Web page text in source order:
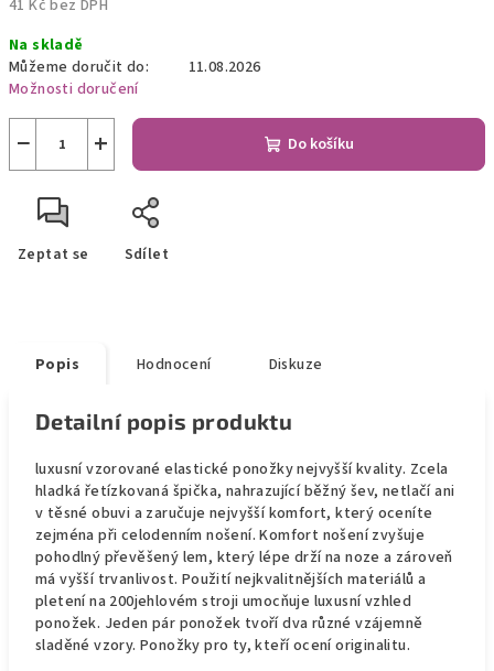
41 Kč bez DPH
cena:
Na skladě
Můžeme doručit do:
11.08.2026
Možnosti doručení
+
− Do košíku
Zeptat se Sdílet
Popis Hodnocení Diskuze
Detailní popis produktu
luxusní vzorované elastické ponožky nejvyšší kvality. Zcela
hladká řetízkovaná špička, nahrazující běžný šev, netlačí ani
v těsné obuvi a zaručuje nejvyšší komfort, který oceníte
zejména při celodenním nošení. Komfort nošení zvyšuje
pohodlný převěšený lem, který lépe drží na noze a zároveň
má vyšší trvanlivost. Použití nejkvalitnějších materiálů a
pletení na 200jehlovém stroji umocňuje luxusní vzhled
ponožek. Jeden pár ponožek tvoří dva různé vzájemně
sladěné vzory. Ponožky pro ty, kteří ocení originalitu.